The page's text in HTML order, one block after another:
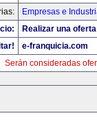
Empresas e
Realizar una
e-franquicia.com
Serán consideradas